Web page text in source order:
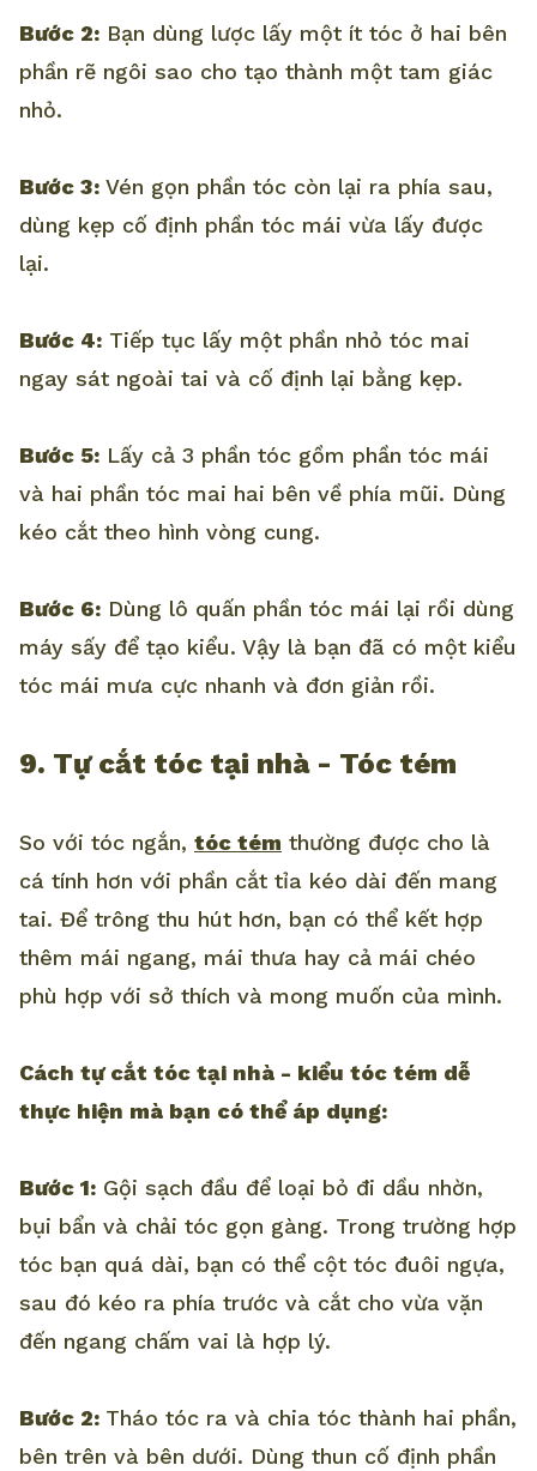
Bước 2: Bạn dùng lược lấy một ít tóc ở hai bên
phần rẽ ngôi sao cho tạo thành một tam giác
nhỏ.
Bước 3: Vén gọn phần tóc còn lại ra phía sau,
dùng kẹp cố định phần tóc mái vừa lấy được
lại.
Bước 4: Tiếp tục lấy một phần nhỏ tóc mai
ngay sát ngoài tai và cố định lại bằng kẹp.
Bước 5: Lấy cả 3 phần tóc gồm phần tóc mái
và hai phần tóc mai hai bên về phía mũi. Dùng
kéo cắt theo hình vòng cung.
Bước 6: Dùng lô quấn phần tóc mái lại rồi dùng
máy sấy để tạo kiểu. Vậy là bạn đã có một kiểu
tóc mái mưa cực nhanh và đơn giản rồi.
9. Tự cắt tóc tại nhà - Tóc tém
So với tóc ngắn, tóc tém thường được cho là
cá tính hơn với phần cắt tỉa kéo dài đến mang
tai. Để trông thu hút hơn, bạn có thể kết hợp
thêm mái ngang, mái thưa hay cả mái chéo
phù hợp với sở thích và mong muốn của mình.
Cách tự cắt tóc tại nhà - kiểu tóc tém dễ
thực hiện mà bạn có thể áp dụng:
Bước 1: Gội sạch đầu để loại bỏ đi dầu nhờn,
bụi bẩn và chải tóc gọn gàng. Trong trường hợp
tóc bạn quá dài, bạn có thể cột tóc đuôi ngựa,
sau đó kéo ra phía trước và cắt cho vừa vặn
đến ngang chấm vai là hợp lý.
Bước 2: Tháo tóc ra và chia tóc thành hai phần,
bên trên và bên dưới. Dùng thun cố định phần